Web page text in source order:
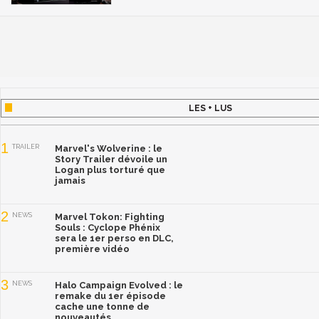
LES + LUS
1 TRAILER
Marvel's Wolverine : le
Story Trailer dévoile un
Logan plus torturé que
jamais
2 NEWS
Marvel Tokon: Fighting
Souls : Cyclope Phénix
sera le 1er perso en DLC,
première vidéo
3 NEWS
Halo Campaign Evolved : le
remake du 1er épisode
cache une tonne de